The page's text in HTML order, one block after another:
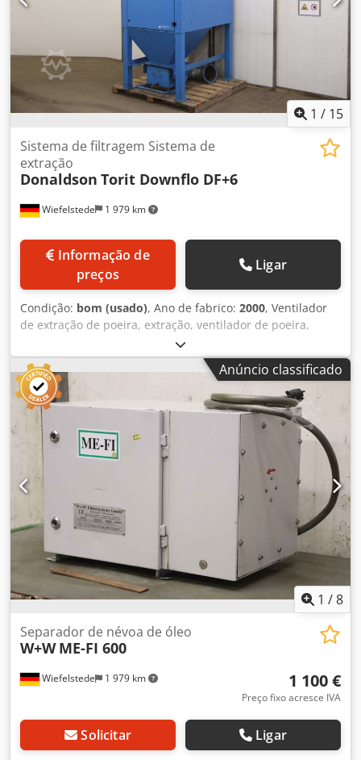
1 / 15
Wiefelstede 1 979 km
Sistema de filtragem Sistema de
extração
Donaldson Torit Downflo DF+6
preços
Ligar
Condição: bom (usado), Ano de fabrico: 2000, Ventilador
de extração de poeira, extração, ventilador de poeira,
sistema de extração, ventilador de poeira, unidade de
extração de poeira, separador, filtro de fumos de solda,
extração de fumos de solda, ventilador de extração de
gases, sistema de filtragem, sistema de despoeiramento
com cartuchos - Fabricante: Donaldson, sistema de
filtragem com cartucho - Modelo: Torit Downflo DF+6 -
Potência do motor: 3 kW - Vazão volumétrica: 2500 m³/h -
Limpeza do filtro: pneumática - Abertura de extração: 3x Ø
320 mm Dcodpfx Asy Nnkvehmjk - Dimensões:
1650/1300/H2740 mm - Peso: 835 kg
Anúncio classificado
1 /8
Wiefelstede 1 979 km
Separador de névoa de óleo
W+W ME-FI 600
1 100 €
Preço fixo acresce IVA
Solicitar Ligar